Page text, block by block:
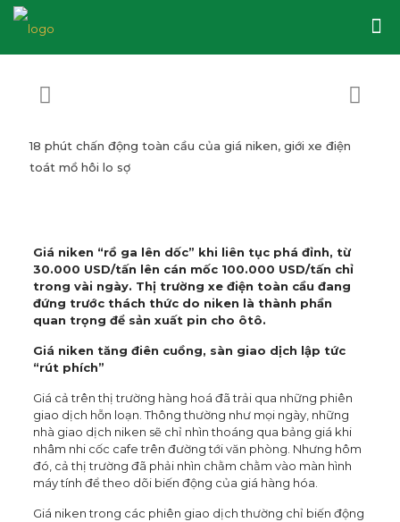
18 phút chấn động toàn cầu của giá niken, giới xe điện
toát mồ hôi lo sợ
Giá niken “rồ ga lên dốc” khi liên tục phá đỉnh, từ
30.000 USD/tấn lên cán mốc 100.000 USD/tấn chỉ
trong vài ngày. Thị trường xe điện toàn cầu đang
đứng trước thách thức do niken là thành phần
quan trọng để sản xuất pin cho ôtô.
Giá niken tăng điên cuồng, sàn giao dịch lập tức
“rút phích”
Giá cả trên thị trường hàng hoá đã trải qua những phiên
giao dịch hỗn loạn. Thông thường như mọi ngày, những
nhà giao dịch niken sẽ chỉ nhìn thoáng qua bảng giá khi
nhâm nhi cốc cafe trên đường tới văn phòng. Nhưng hôm
đó, cả thị trường đã phải nhìn chằm chằm vào màn hình
máy tính để theo dõi biến động của giá hàng hóa.
Giá niken trong các phiên giao dịch thường chỉ biến động